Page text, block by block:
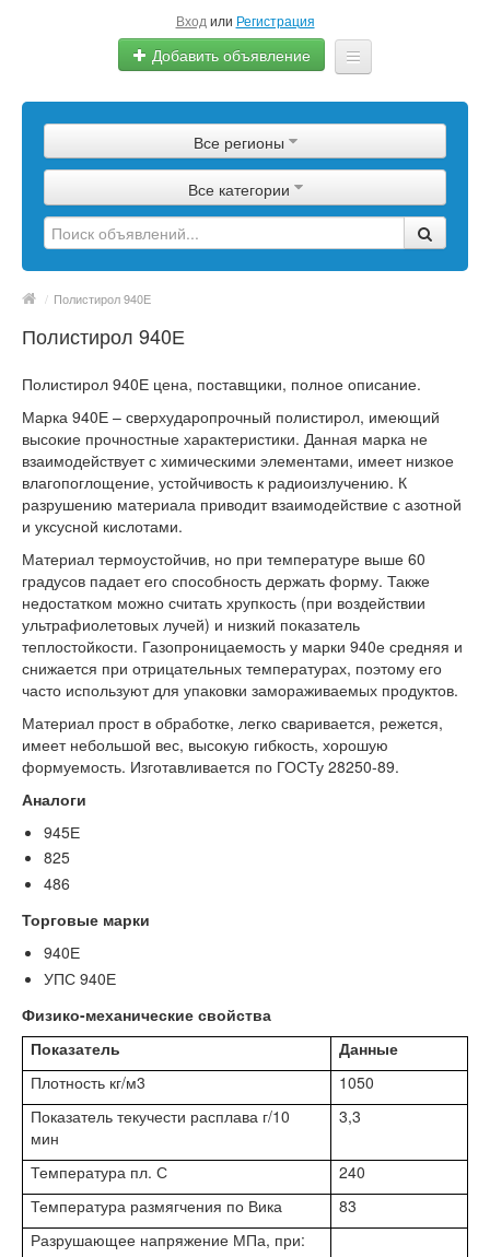
Вход или Регистрация
Добавить объявление
Сырье
Изделия
Оборудование
Все регионы
Все категории
/ Полистирол 940Е
Полистирол 940Е
Полистирол 940Е цена, поставщики, полное описание.
Марка 940Е – сверхударопрочный полистирол, имеющий
высокие прочностные характеристики. Данная марка не
взаимодействует с химическими элементами, имеет низкое
влагопоглощение, устойчивость к радиоизлучению. К
разрушению материала приводит взаимодействие с азотной
и уксусной кислотами.
Материал термоустойчив, но при температуре выше 60
градусов падает его способность держать форму. Также
недостатком можно считать хрупкость (при воздействии
ультрафиолетовых лучей) и низкий показатель
теплостойкости. Газопроницаемость у марки 940е средняя и
снижается при отрицательных температурах, поэтому его
часто используют для упаковки замораживаемых продуктов.
Материал прост в обработке, легко сваривается, режется,
имеет небольшой вес, высокую гибкость, хорошую
формуемость. Изготавливается по ГОСТу 28250-89.
Аналоги
945Е
825
486
Торговые марки
940Е
УПС 940Е
Физико-механические свойства
Показатель
Данные
Плотность кг/м3
1050
Показатель текучести расплава г/10
мин
3,3
Температура пл. С
240
Температура размягчения по Вика
83
Разрушающее напряжение МПа, при: